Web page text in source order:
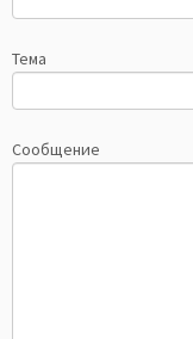
Тема
Сообщение